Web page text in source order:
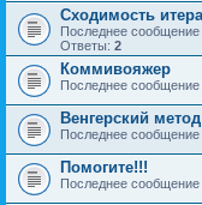
Сходимость
Последнее сообщение
Ответы: 2
Коммивояжер
Последнее сообщение
Венгерский метод
Последнее сообщение
Помогите!!!
Последнее сообщение